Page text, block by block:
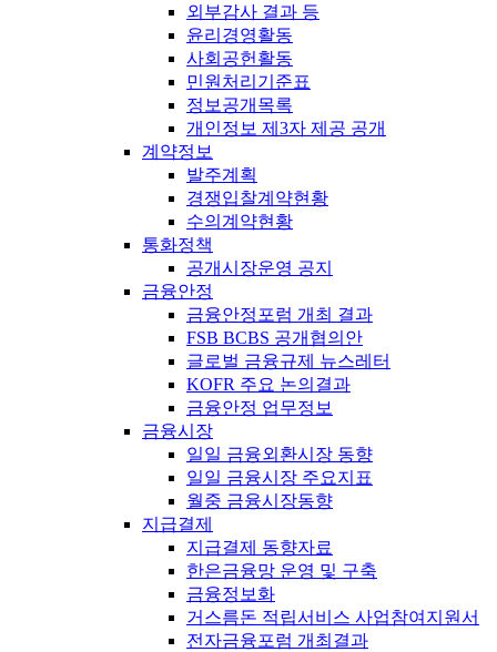
외부감사 결과 등
윤리경영활동
사회공헌활동
민원처리기준표
정보공개목록
개인정보 제3자 제공 공개
계약정보
발주계획
경쟁입찰계약현황
수의계약현황
통화정책
공개시장운영 공지
금융안정
금융안정포럼 개최 결과
FSB BCBS 공개협의안
글로벌 금융규제 뉴스레터
KOFR 주요 논의결과
금융안정 업무정보
금융시장
일일 금융외환시장 동향
일일 금융시장 주요지표
월중 금융시장동향
지급결제
지급결제 동향자료
한은금융망 운영 및 구축
금융정보화
거스름돈 적립서비스 사업참여지원서
전자금융포럼 개최결과